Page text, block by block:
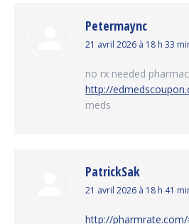
Petermaync
dit
21 avril 2026 à 18 h 33
no rx needed
http://
meds
PatrickSak
dit
21 avril 2026 à 18 h 41
http://